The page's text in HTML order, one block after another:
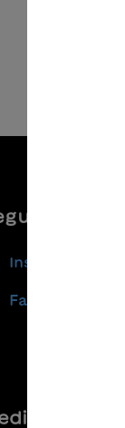
Instagram
Facebook